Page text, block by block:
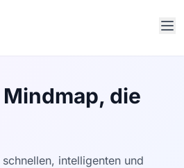
die
intelligenten und